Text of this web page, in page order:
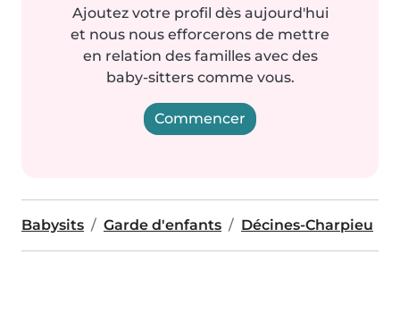
Ajoutez votre profil dès aujourd'hui
et nous nous efforcerons de mettre
en relation des familles avec des
baby-sitters comme vous.
Commencer
Babysits Garde d'enfants Décines-Charpieu